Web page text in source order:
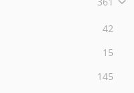
42
15
145